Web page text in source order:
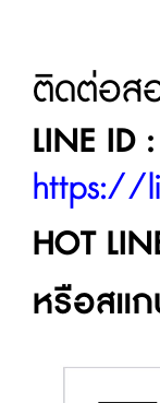
ติดต่อส
LINE
https://
HOT
หรือสแก